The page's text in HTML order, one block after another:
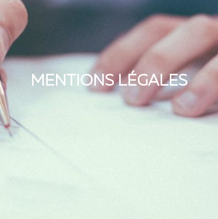
MENTIONS LÉGALES